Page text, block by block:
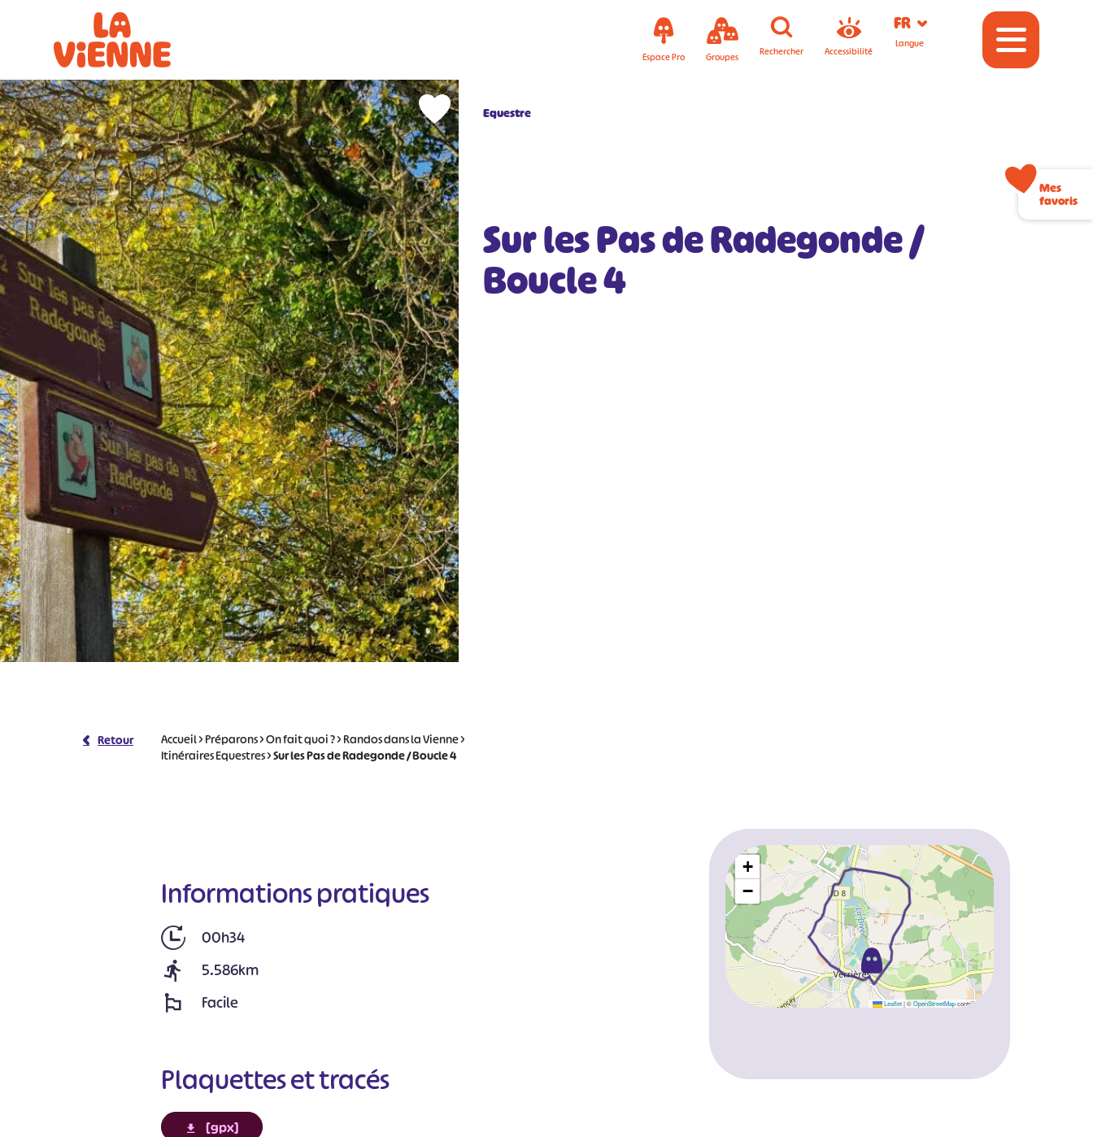
Espace Pro Groupes Rechercher Accessibilité
FR
Langue
Equestre
Sur les Pas de Radegonde /
Boucle 4
Retour Accueil>Préparons>On fait quoi ?>Randos dans la Vienne>
Itinéraires Equestres>Sur les Pas de Radegonde / Boucle 4
Informations pratiques
00h34
5.586km
Facile
Plaquettes et tracés
[gpx]
+
−
Leaflet|©OpenStreetMapcontributors
Mes
favoris
Panneau de gestion des cookies